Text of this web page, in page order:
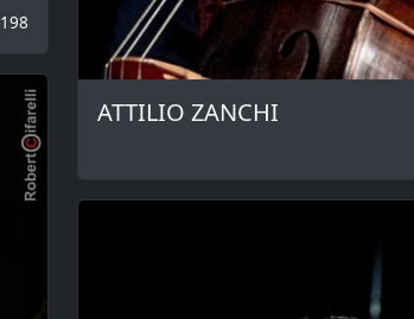
ATTILIO ZANCHI